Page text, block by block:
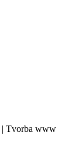
| Tvorba www